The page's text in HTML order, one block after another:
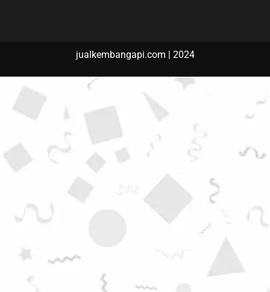
jualkembangapi.com | 2024